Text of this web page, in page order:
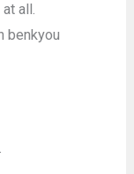
all.
benkyou